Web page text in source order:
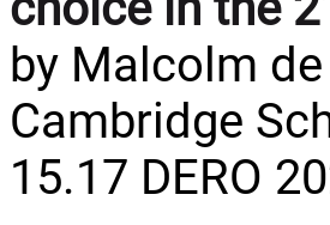
by Malcolm
Cambridge
15.17 DERO